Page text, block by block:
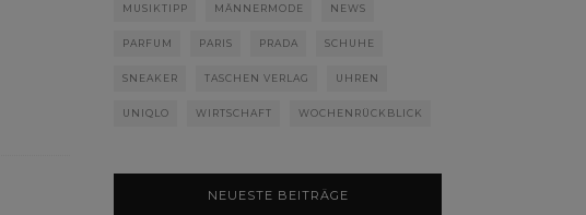
MUSIKTIPP MÄNNERMODE NEWS
PARFUM PARIS PRADA SCHUHE
SNEAKER TASCHEN VERLAG UHREN
UNIQLO WIRTSCHAFT WOCHENRÜCKBLICK
NEUESTE BEITRÄGE